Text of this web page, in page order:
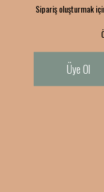
Sipariş oluşturmak
Üye Ol